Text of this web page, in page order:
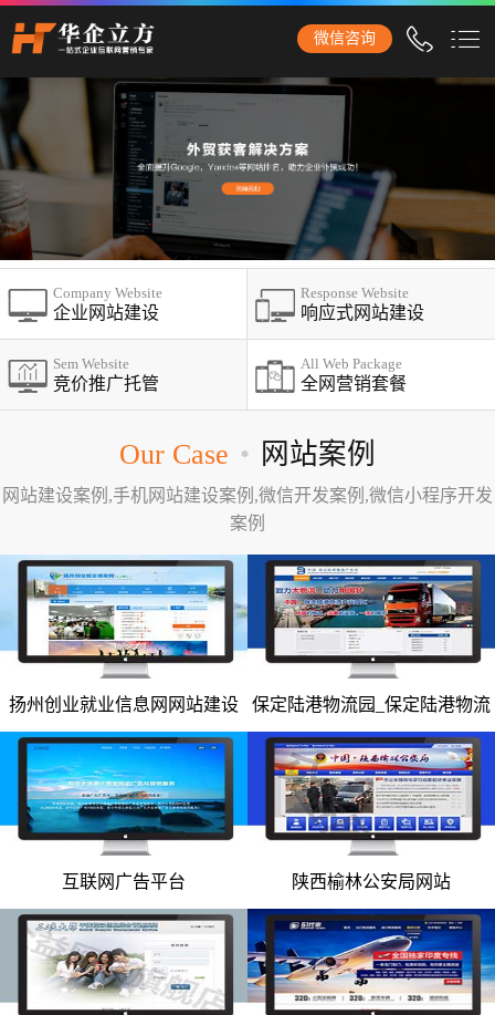
销型网站建设、商城网站建设、品牌网站建设、响应式网站建
设、手机网站建设、网站改版、竞价托管、小程序开发等服务！
临沧网站建设
网站建设
企业网站建设
外贸网站建设
营销网站建设
品牌网站建设
手机网站建设
竞价托管
全网营销
爱采购代运营
小红书代运营
知乎代运营
网站案例
网站建设案例
微信咨询
Company Website
企业网站建设
Response Website
响应式网站建设
Sem Website
竞价推广托管
All Web Package
全网营销套餐
Our Case • 网站案例
网站建设案例,手机网站建设案例,微信开发案例,微信小程序开发
案例
扬州创业就业信息网网站建设
保定陆港物流园_保定陆港物流
园网站
互联网广告平台
陕西榆林公安局网站